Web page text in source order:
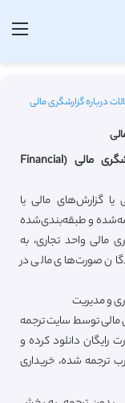
درباره گزارشگری مالی
دانلود رایگان مقالات انگلیسی در مورد گزارشگری مالی (Financial
گزارش‌های مالی یا
و طبقه‌بندی‌شده
مالی واحد تجاری، به
صورت‌های مالی در
و مدیریت
مالی توسط سایت ترجمه
رایگان دانلود کرده و
ترجمه شده، خریداری